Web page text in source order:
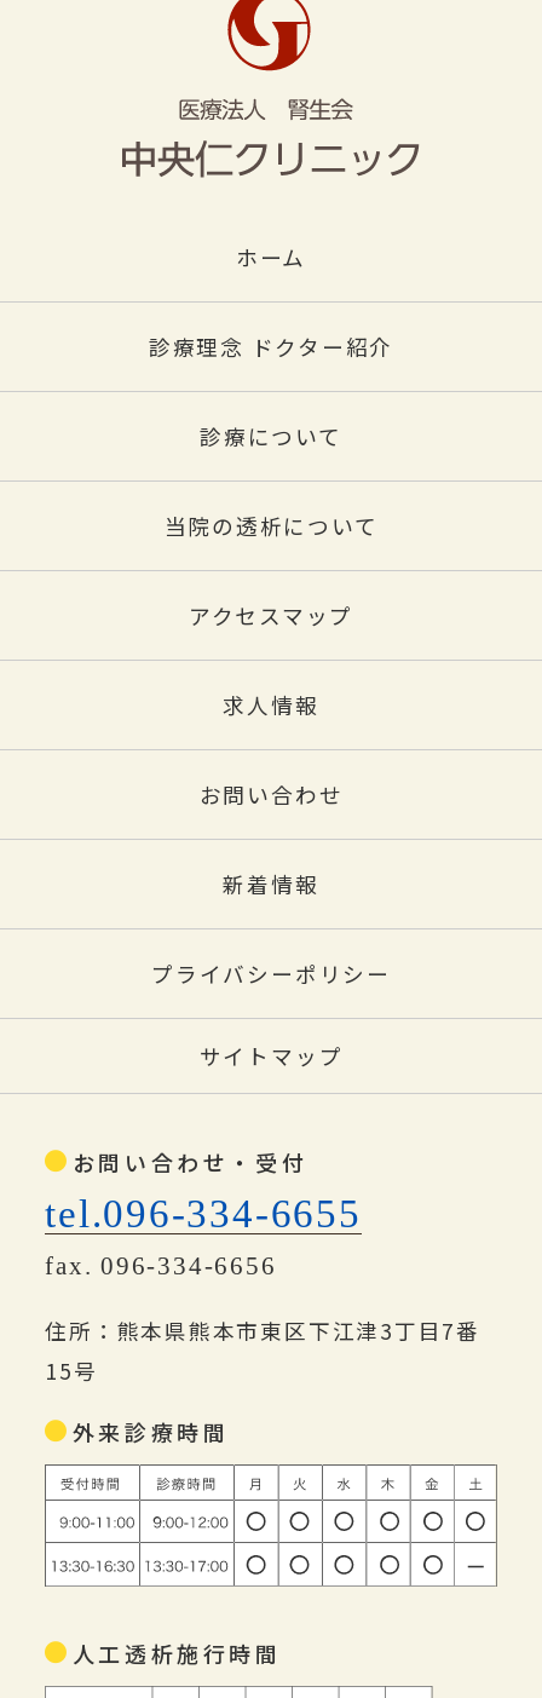
ホーム
診療理念 ドクター紹介
診療について
当院の透析について
アクセスマップ
求人情報
お問い合わせ
新着情報
プライバシーポリシー
サイトマップ
お問い合わせ・受付
tel.096-334-6655
fax. 096-334-6656
住所：熊本県熊本市東区下江津3丁目7番
15号
外来診療時間
人工透析施行時間